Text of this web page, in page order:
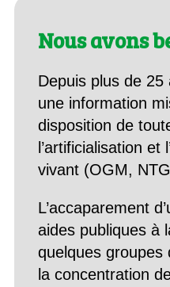
Nous avons
Depuis plus de 25
une information
disposition de
l’artificialisation et
vivant (OGM,
L’accaparement
aides publiques à
quelques groupes
la concentration